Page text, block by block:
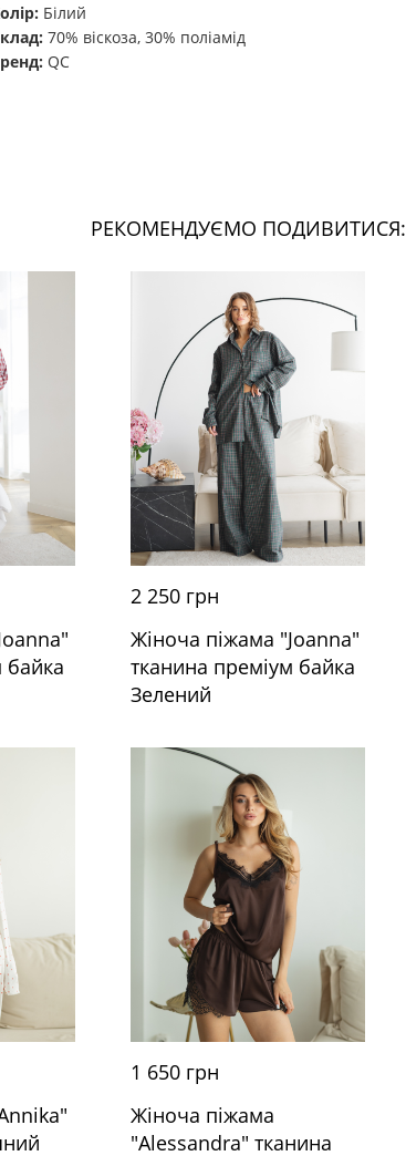
Білий
70% віскоза, 30% поліамід
QC
РЕКОМЕНДУЄМО ПОДИВИТИСЯ:
байка
2 250 грн
Жіноча піжама "Joanna"
тканина преміум байка
Зелений
1 650 грн
Жіноча піжама
"Alessandra" тканина